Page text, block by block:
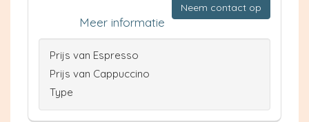
Neem contact op
Meer informatie
Prijs van Espresso
Prijs van Cappuccino
Type